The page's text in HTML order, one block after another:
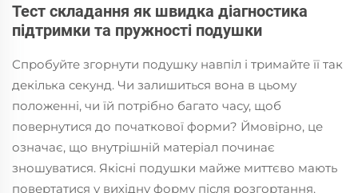
Тест складання як швидка діагностика
підтримки та пружності подушки
Спробуйте згорнути подушку навпіл і тримайте її так
декілька секунд. Чи залишиться вона в цьому
положенні, чи їй потрібно багато часу, щоб
повернутися до початкової форми? Ймовірно, це
означає, що внутрішній матеріал починає
зношуватися. Якісні подушки майже миттєво мають
повертатися у вихідну форму після розгортання.